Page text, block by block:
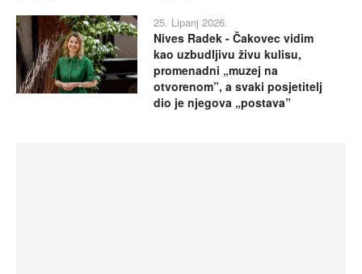
25. Lipanj 2026.
Nives Radek - Čakovec vidim
kao uzbudljivu živu kulisu,
promenadni „muzej na
otvorenom”, a svaki posjetitelj
dio je njegova „postava”